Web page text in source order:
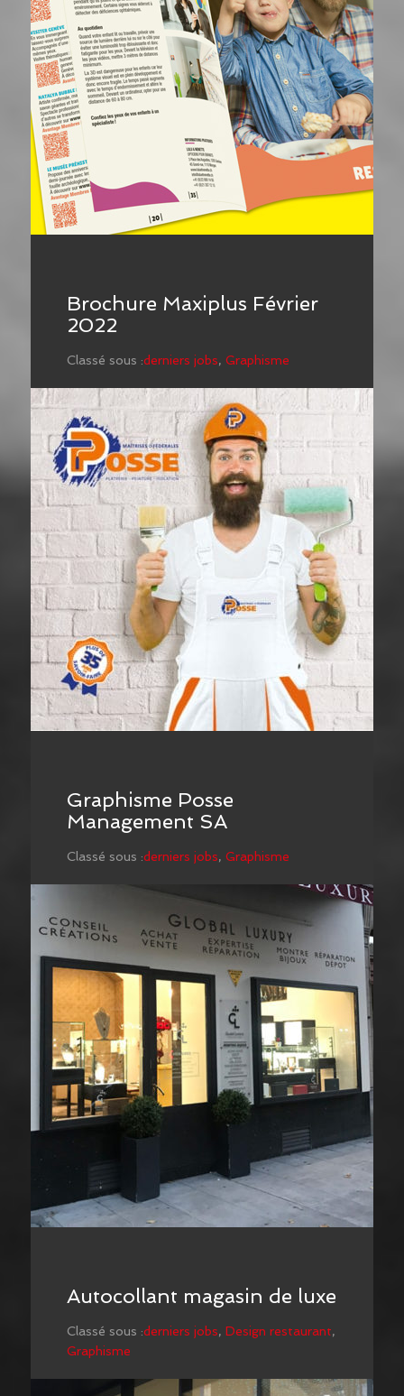
Brochure Maxiplus Février
2022
Classé sous :derniers jobs, Graphisme
Graphisme Posse
Management SA
Classé sous :derniers jobs, Graphisme
Autocollant magasin de luxe
Classé sous :derniers jobs, Design restaurant,
Graphisme